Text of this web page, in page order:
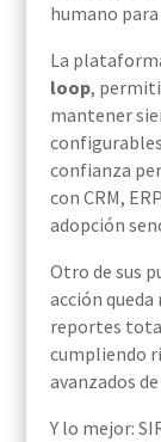
humano
La
loop,
mantener
confianza
con CRM,
adopción
Otro de sus
acción
reportes
cumpliendo
avanzados
Y lo mejor: